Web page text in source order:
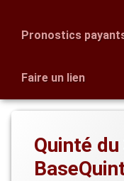
Pronostics
Faire un lien
Quinté